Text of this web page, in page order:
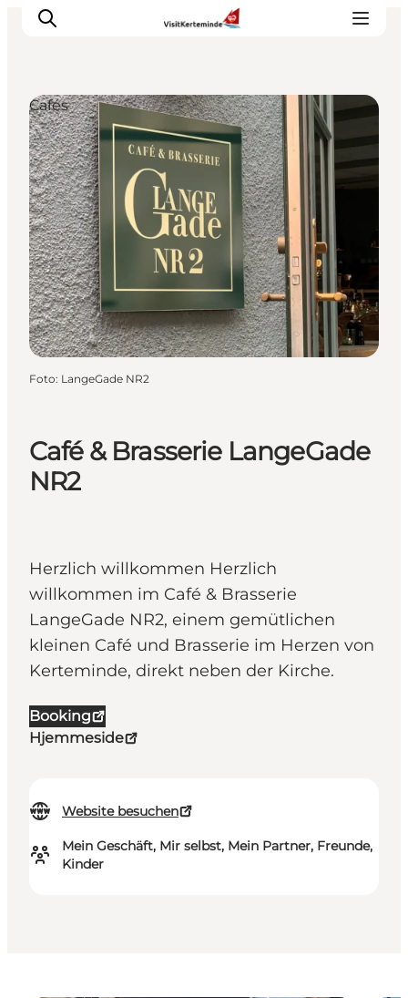
Sehenswürdigkeiten
Aktivitäten
Essen und trinken
Unterkünfte
Reiseplanung
Veranstaltungen
Café & Brasserie LangeGade
NR2
Herzlich willkommen Herzlich
willkommen im Café & Brasserie
LangeGade NR2, einem gemütlichen
kleinen Café und Brasserie im Herzen von
Kerteminde, direkt neben der Kirche.
Booking
Hjemmeside
Website besuchen
Mein Geschäft, Mir selbst, Mein Partner, Freunde,
Kinder
Cafés
Foto: LangeGade NR2